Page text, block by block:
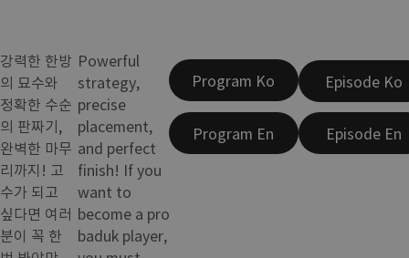
강력한 한방
의 묘수와
정확한 수순
의 판짜기,
완벽한 마무
리까지! 고
수가 되고
싶다면 여러
분이 꼭 한
Powerful
strategy,
precise
placement,
and perfect
finish! If you
want to
become a pro
baduk player,
Program Ko
Program En
Episode Ko
Episode En